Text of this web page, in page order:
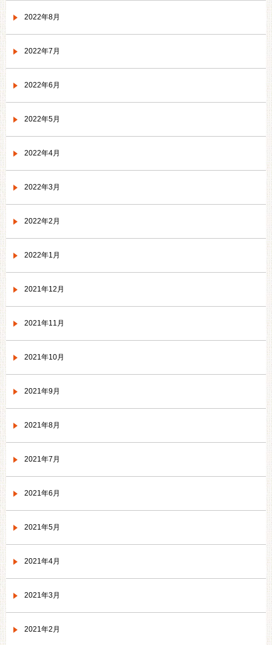
2022年8月
2022年7月
2022年6月
2022年5月
2022年4月
2022年3月
2022年2月
2022年1月
2021年12月
2021年11月
2021年10月
2021年9月
2021年8月
2021年7月
2021年6月
2021年5月
2021年4月
2021年3月
2021年2月